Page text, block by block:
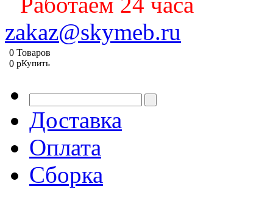
zakaz@skymeb.ru
0 Товаров
0 pКупить
Доставка
Оплата
Сборка